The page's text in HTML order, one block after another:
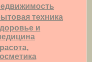
техника
и